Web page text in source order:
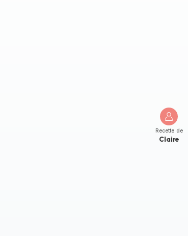
Recette de
Claire